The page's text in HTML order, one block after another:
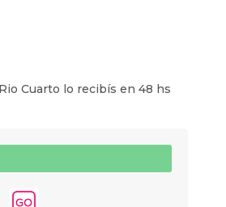
Cuarto lo recibís en 48 hs